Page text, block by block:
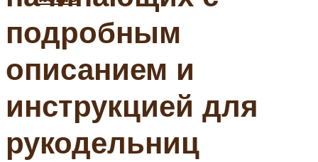
подробным
описанием и
инструкцией для
рукодельниц